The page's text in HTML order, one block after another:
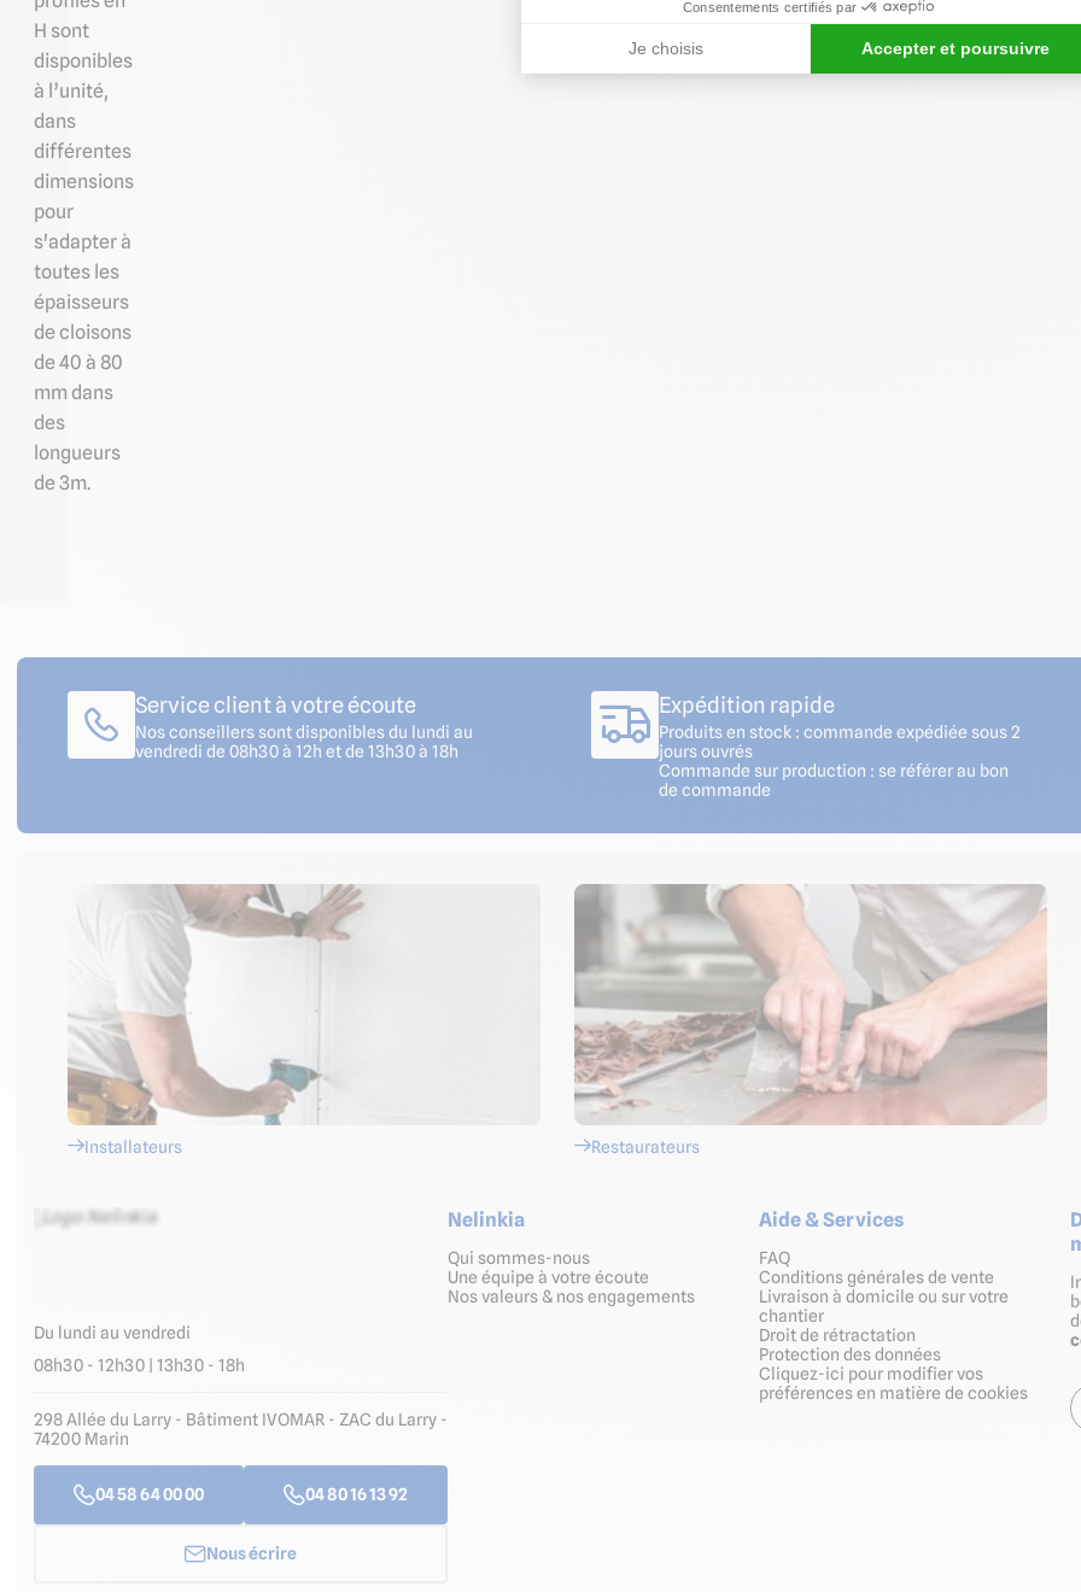
H sont
disponibles
à l’unité,
dans
différentes
dimensions
pour
s'adapter à
toutes les
épaisseurs
de cloisons
de 40 à 80
mm dans
des
longueurs
de 3m.
Service client à votre écoute
Nos conseillers sont disponibles du lundi au
vendredi de 08h30 à 12h et de 13h30 à 18h
Expédition rapide
Produits en stock : commande expédiée sous 2
jours ouvrés
Commande sur production : se référer au bon
de commande
Installateurs Restaurateurs
Du lundi au vendredi
08h30 - 12h30 | 13h30 - 18h
298 Allée du Larry - Bâtiment IVOMAR - ZAC du Larry -
74200 Marin
04 58 64 00 00 04 80 16 13 92
Nous écrire
Nelinkia
Qui sommes-nous
Une équipe à votre écoute
Nos valeurs & nos engagements
Aide & Services
FAQ
Conditions générales de vente
Livraison à domicile ou sur votre
chantier
Droit de rétractation
Protection des données
Cliquez-ici pour modifier vos
préférences en matière de cookies
Consentements certifiés par
Je choisis Accepter et poursuivre